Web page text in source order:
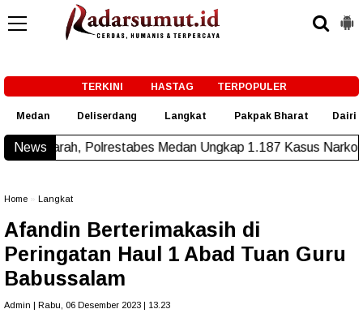
TERKINI HASTAG TERPOPULER
Medan Deliserdang Langkat Pakpak Bharat Dairi
News
Polrestabes Medan Ungkap 1.187 Kasus Narkoba dalam 300
Home Langkat
Afandin Berterimakasih di
Peringatan Haul 1 Abad Tuan Guru
Babussalam
Admin | Rabu, 06 Desember 2023 | 13.23